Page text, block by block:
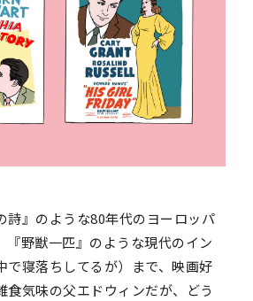
詩』のような80年代のヨーロッパ
『野獣一匹』のような現代のイン
で寝落ちしてるが）まで、映画好
食気味の父エドウィンだが、どう